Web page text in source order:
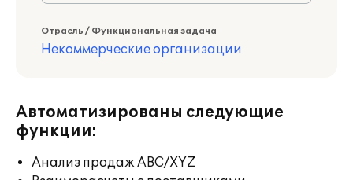
Отрасль / Функциональная задача
Некоммерческие организации
Автоматизированы следующие
функции:
Анализ продаж ABC/XYZ